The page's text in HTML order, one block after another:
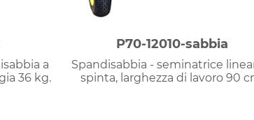
a
36 kg.
P70-12010-sabbia
Spandisabbia - seminatrice
spinta, larghezza di lavoro 90